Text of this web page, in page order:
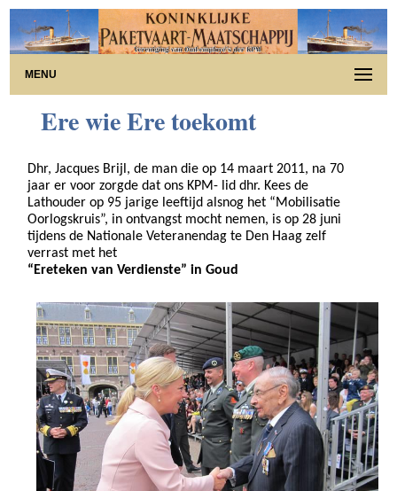
MENU
Ere wie Ere toekomt
Dhr, Jacques Brijl, de man die op 14 maart 2011, na 70
jaar er voor zorgde dat ons KPM- lid dhr. Kees de
Lathouder op 95 jarige leeftijd alsnog het “Mobilisatie
Oorlogskruis”, in ontvangst mocht nemen, is op 28 juni
tijdens de Nationale Veteranendag te Den Haag zelf
verrast met het
“Ereteken van Verdienste” in Goud